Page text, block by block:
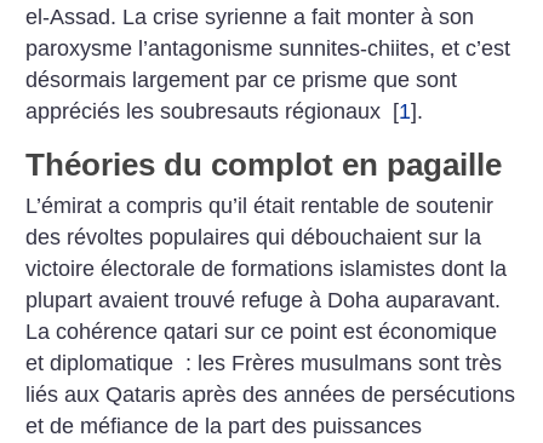
el-Assad. La crise syrienne a fait monter à son
paroxysme l’antagonisme sunnites-chiites, et c’est
désormais largement par ce prisme que sont
appréciés les soubresauts régionaux [1].
Théories du complot en pagaille
L’émirat a compris qu’il était rentable de soutenir
des révoltes populaires qui débouchaient sur la
victoire électorale de formations islamistes dont la
plupart avaient trouvé refuge à Doha auparavant.
La cohérence qatari sur ce point est économique
et diplomatique : les Frères musulmans sont très
liés aux Qataris après des années de persécutions
et de méfiance de la part des puissances